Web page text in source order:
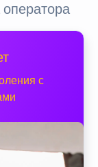
оператора
с